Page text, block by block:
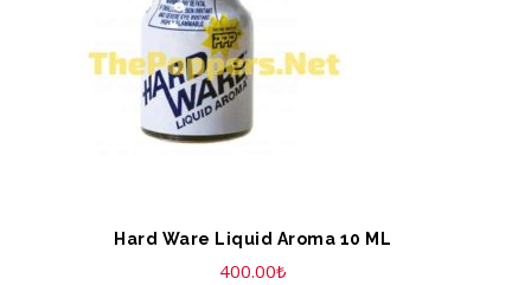
Hard Ware Liquid Aroma 10 ML
400.00₺